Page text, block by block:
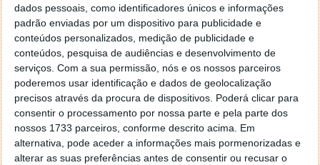
dados pessoais, como identificadores únicos e informações
padrão enviadas por um dispositivo para publicidade e
conteúdos personalizados, medição de publicidade e
conteúdos, pesquisa de audiências e desenvolvimento de
serviços. Com a sua permissão, nós e os nossos parceiros
poderemos usar identificação e dados de geolocalização
precisos através da procura de dispositivos. Poderá clicar para
consentir o processamento por nossa parte e pela parte dos
nossos 1733 parceiros, conforme descrito acima. Em
alternativa, pode aceder a informações mais pormenorizadas e
alterar as suas preferências antes de consentir ou recusar o